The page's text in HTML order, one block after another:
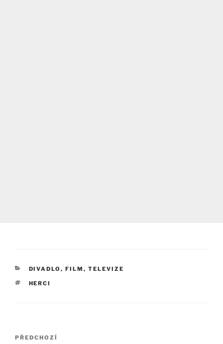
RUBRIKY
DIVADLO, FILM, TELEVIZE
ŠTÍTKY
HERCI
Navigace
Předchozí
PŘEDCHOZÍ